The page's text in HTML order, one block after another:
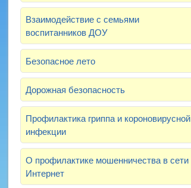
Взаимодействие с семьями
воспитанников ДОУ
Безопасное лето
Дорожная безопасность
Профилактика гриппа и короновирусной
инфекции
О профилактике мошенничества в сети
Интернет